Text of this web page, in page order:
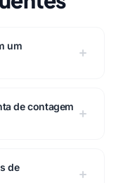
um
de contagem
de